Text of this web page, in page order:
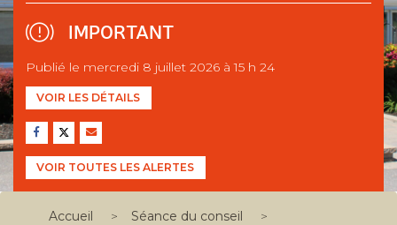
IMPORTANT
Publié le mercredi 8 juillet 2026 à 15 h 24
VOIR LES DÉTAILS
VOIR TOUTES LES ALERTES
Accueil > Séance du conseil
>